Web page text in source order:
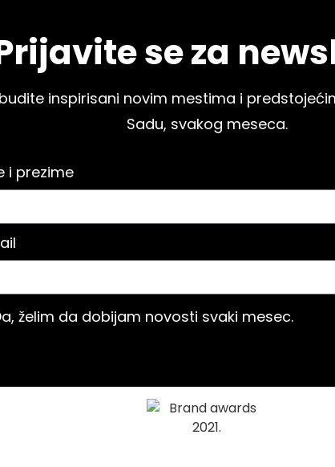
se za
inspirisani novim mestima i
Sadu, svakog meseca.
i prezime
želim da dobijam novosti svaki mesec.